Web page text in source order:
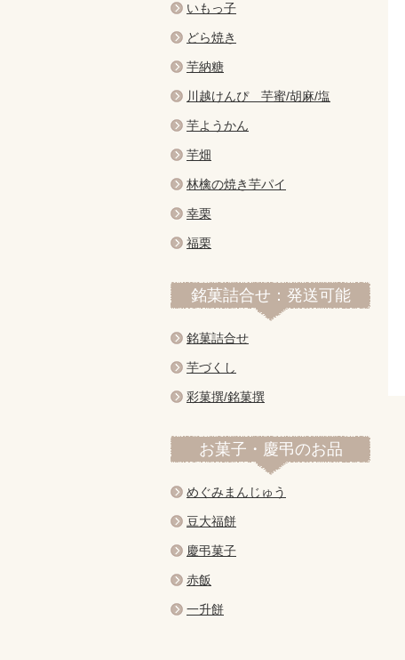
いもっ子
どら焼き
芋納糖
川越けんぴ 芋蜜/胡麻/塩
芋ようかん
芋畑
林檎の焼き芋パイ
幸栗
福栗
銘菓詰合せ：発送可能
銘菓詰合せ
芋づくし
彩菓撰/銘菓撰
お菓子・慶弔のお品
めぐみまんじゅう
豆大福餅
慶弔菓子
赤飯
一升餅